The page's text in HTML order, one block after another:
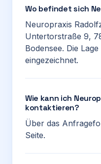
Wo befindet sich
Neuropraxis
Untertorstraße 9,
Bodensee. Die
eingezeichnet.
Wie kann ich
kontaktieren?
Über das
Seite.